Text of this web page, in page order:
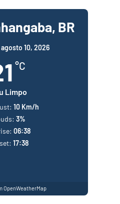
BR
10, 2026
°C
Limpo
10 Km/h
3%
06:38
17:38
OpenWeatherMap